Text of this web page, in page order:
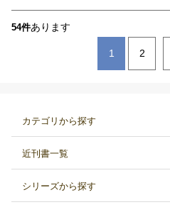
54件あります
1 2
カテゴリから探す
近刊書一覧
シリーズから探す